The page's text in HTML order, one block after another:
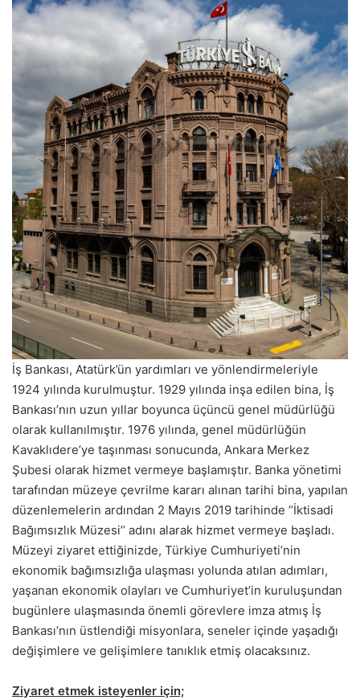
İş Bankası, Atatürk’ün yardımları ve yönlendirmeleriyle
1924 yılında kurulmuştur. 1929 yılında inşa edilen bina, İş
Bankası’nın uzun yıllar boyunca üçüncü genel müdürlüğü
olarak kullanılmıştır. 1976 yılında, genel müdürlüğün
Kavaklıdere’ye taşınması sonucunda, Ankara Merkez
Şubesi olarak hizmet vermeye başlamıştır. Banka yönetimi
tarafından müzeye çevrilme kararı alınan tarihi bina, yapılan
düzenlemelerin ardından 2 Mayıs 2019 tarihinde ’’İktisadi
Bağımsızlık Müzesi’’ adını alarak hizmet vermeye başladı.
Müzeyi ziyaret ettiğinizde, Türkiye Cumhuriyeti’nin
ekonomik bağımsızlığa ulaşması yolunda atılan adımları,
yaşanan ekonomik olayları ve Cumhuriyet’in kuruluşundan
bugünlere ulaşmasında önemli görevlere imza atmış İş
Bankası’nın üstlendiği misyonlara, seneler içinde yaşadığı
değişimlere ve gelişimlere tanıklık etmiş olacaksınız.
Ziyaret etmek isteyenler için;